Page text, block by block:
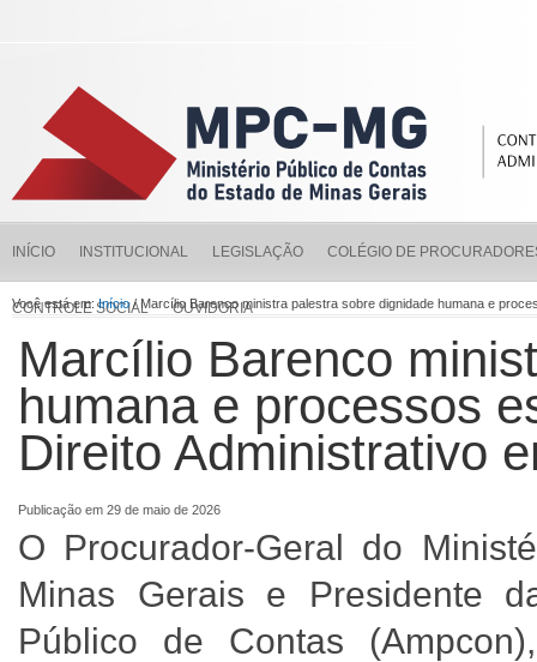
INÍCIO INSTITUCIONAL LEGISLAÇÃO COLÉGIO DE
CONTROLE SOCIAL OUVIDORIA
Você está em:Início/ Marcílio Barenco ministra palestra sobre dignidade humana e
Marcílio Barenco
humana e processos
Direito Administrativo
Publicação em 29 de maio de 2026
O Procurador-Geral do
Minas Gerais e Presidente
Público de Contas